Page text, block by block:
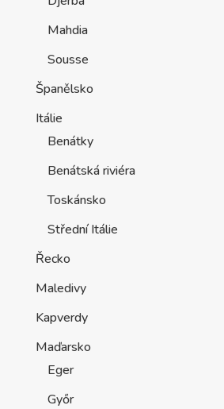
Mahdia
Sousse
Španělsko
Itálie
Benátky
Benátská riviéra
Toskánsko
Střední Itálie
Řecko
Maledivy
Kapverdy
Maďarsko
Eger
Győr